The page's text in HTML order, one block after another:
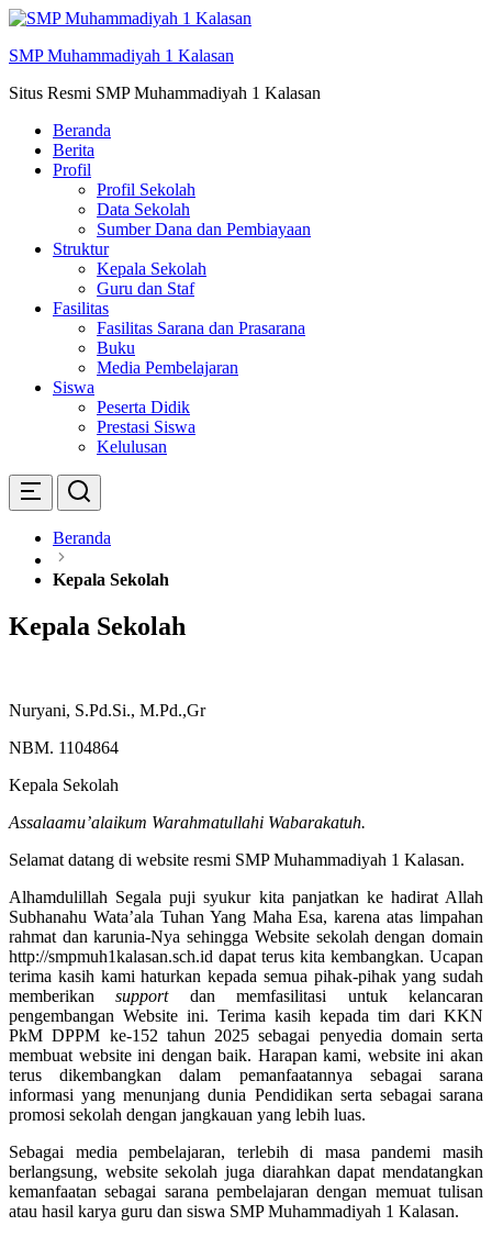
Skip
konten
SMP Muhammadiyah 1 Kalasan
Situs Resmi SMP Muhammadiyah 1 Kalasan
Beranda
Berita
Profil
Profil Sekolah
Data Sekolah
Sumber Dana dan Pembiayaan
Struktur
Kepala Sekolah
Guru dan Staf
Fasilitas
Fasilitas Sarana dan Prasarana
Buku
Media Pembelajaran
Siswa
Peserta Didik
Prestasi Siswa
Kelulusan
Beranda
Kepala Sekolah
Kepala Sekolah
Nuryani, S.Pd.Si., M.Pd.,Gr
NBM. 1104864
Kepala Sekolah
Assalaamu’alaikum Warahmatullahi Wabarakatuh.
Selamat datang di website resmi SMP Muhammadiyah 1 Kalasan.
Alhamdulillah Segala puji syukur kita panjatkan ke hadirat Allah
Subhanahu Wata’ala Tuhan Yang Maha Esa, karena atas limpahan
rahmat dan karunia-Nya sehingga Website sekolah dengan domain
http://smpmuh1kalasan.sch.id dapat terus kita kembangkan. Ucapan
terima kasih kami haturkan kepada semua pihak-pihak yang sudah
memberikansupportdan memfasilitasi untuk kelancaran
pengembangan Website ini. Terima kasih kepada tim dari KKN
PkM DPPM ke-152 tahun 2025 sebagai penyedia domain serta
membuat website ini dengan baik. Harapan kami, website ini akan
terus dikembangkan dalam pemanfaatannya sebagai sarana
informasi yang menunjang dunia Pendidikan serta sebagai sarana
promosi sekolah dengan jangkauan yang lebih luas.
Sebagai media pembelajaran, terlebih di masa pandemi masih
berlangsung, website sekolah juga diarahkan dapat mendatangkan
kemanfaatan sebagai sarana pembelajaran dengan memuat tulisan
atau hasil karya guru dan siswa SMP Muhammadiyah 1 Kalasan.